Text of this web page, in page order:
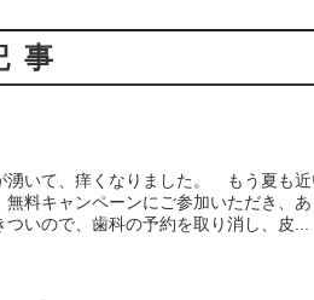
事
いて、痒くなりました。 もう夏も近
料キャンペーンにご参加いただき、あ
いので、歯科の予約を取り消し、皮...